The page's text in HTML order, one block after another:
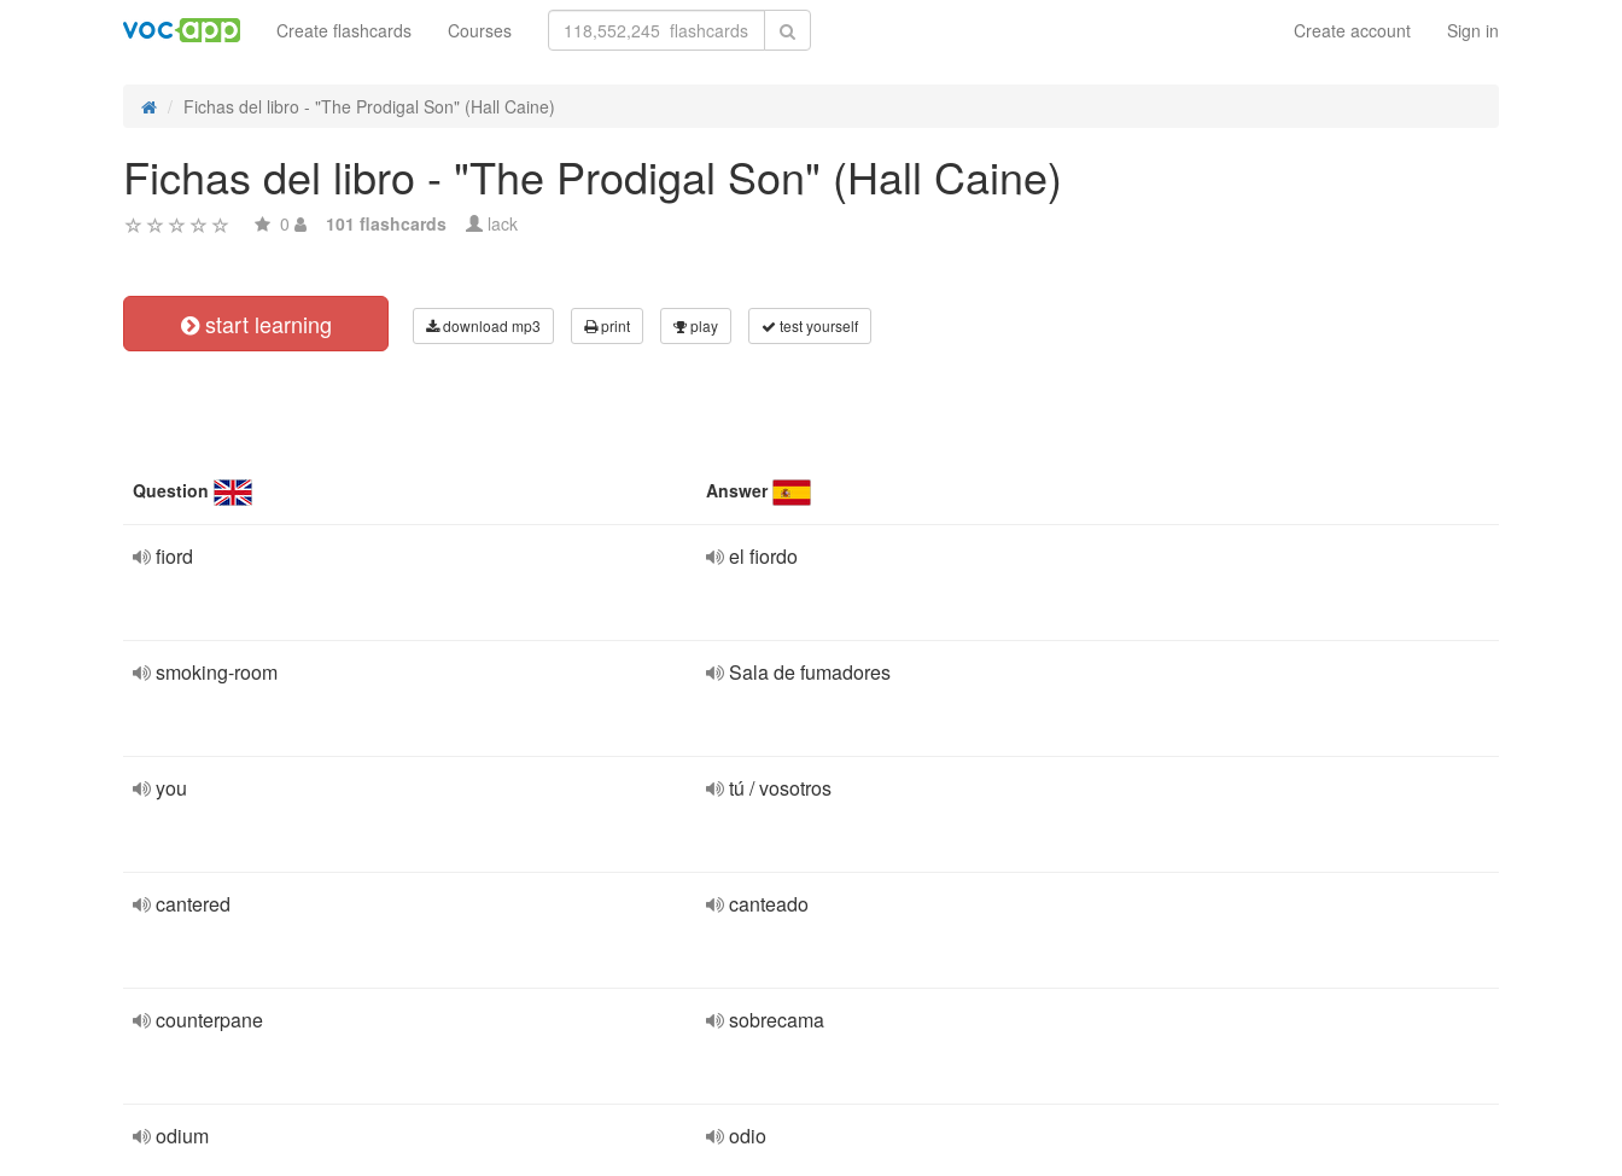
Create account Sign in
Create flashcards Courses
Fichas del libro - "The Prodigal Son" (Hall Caine)
Fichas del libro - "The Prodigal Son" (Hall Caine)
0 101 flashcards lack
start learning download mp3 print play test yourself
Question Answer
fiord el fiordo
smoking-room Sala de fumadores
you tú / vosotros
cantered canteado
counterpane sobrecama
odium odio